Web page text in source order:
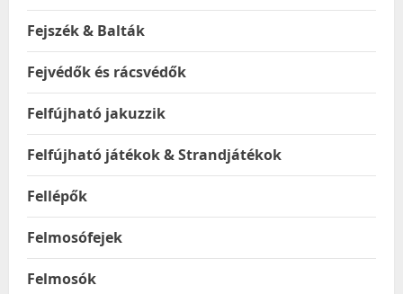
Fejszék & Balták
Fejvédők és rácsvédők
Felfújható jakuzzik
Felfújható játékok & Strandjátékok
Fellépők
Felmosófejek
Felmosók